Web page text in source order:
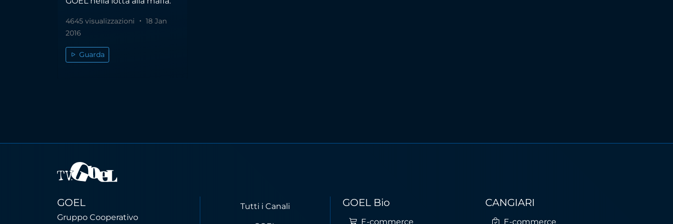
4645 visualizzazioni
18 Jan
2016
Guarda
GOEL
Gruppo Cooperativo
Tutti i Canali GOEL Bio
E-commerce
CANGIARI
E-commerce